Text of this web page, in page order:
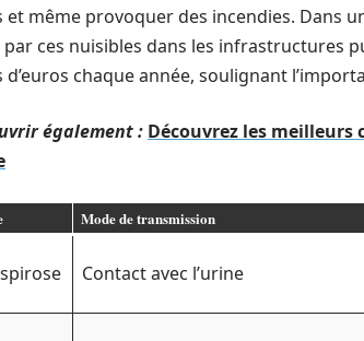
et même provoquer des incendies. Dans
par ces nuisibles dans les infrastructures
d’euros chaque année, soulignant
également : Découvrez les meilleurs
Mode de transmission
Contact avec l’urine